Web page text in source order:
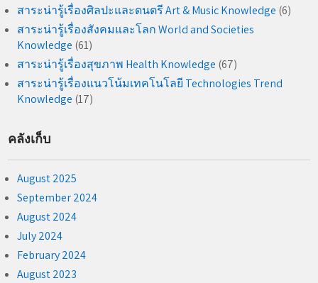
สาระน่ารู้เรื่องศิลปะและดนตรี Art & Music Knowledge (6)
สาระน่ารู้เรื่องสังคมและโลก World and Societies
Knowledge (61)
สาระน่ารู้เรื่องสุขภาพ Health Knowledge (67)
สาระน่ารู้เรื่องแนวโน้มเทคโนโลยี Technologies Trend
Knowledge (17)
คลังเก็บ
August 2025
September 2024
August 2024
July 2024
February 2024
August 2023